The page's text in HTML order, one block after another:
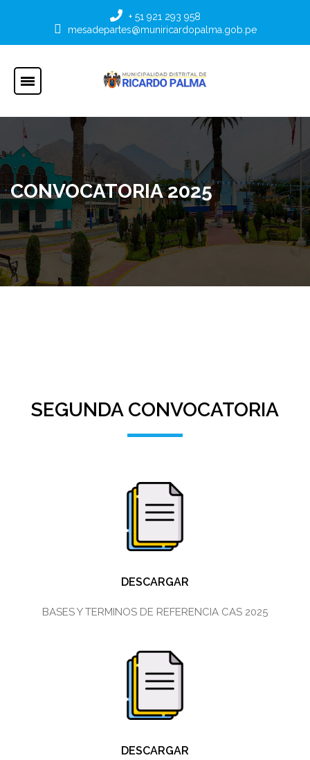
+ 51 921 293 958
mesadepartes@muniricardopalma.gob.pe
CONVOCATORIA 2025
SEGUNDA CONVOCATORIA
DESCARGAR
BASES Y TERMINOS DE REFERENCIA CAS 2025
DESCARGAR